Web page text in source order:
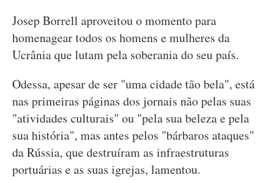
Josep Borrell aproveitou o momento para
homenagear todos os homens e mulheres da
Ucrânia que lutam pela soberania do seu país.
Odessa, apesar de ser "uma cidade tão bela", está
nas primeiras páginas dos jornais não pelas suas
"atividades culturais" ou "pela sua beleza e pela
sua história", mas antes pelos "bárbaros ataques"
da Rússia, que destruíram as infraestruturas
portuárias e as suas igrejas, lamentou.